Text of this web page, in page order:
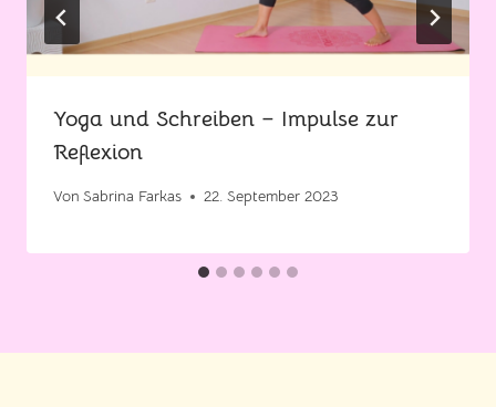
Yoga und Schreiben – Impulse zur
Reflexion
Von Sabrina Farkas 22. September 2023